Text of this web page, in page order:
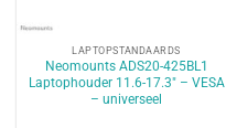
LAPTOPSTANDAARDS
Neomounts ADS20-425BL1
Laptophouder 11.6-17.3″ – VESA
– universeel